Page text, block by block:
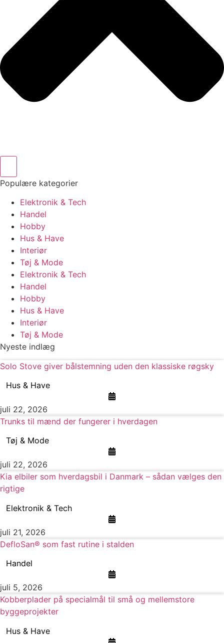
Populære kategorier
Elektronik & Tech
Handel
Hobby
Hus & Have
Interiør
Tøj & Mode
Elektronik & Tech
Handel
Hobby
Hus & Have
Interiør
Tøj & Mode
Nyeste indlæg
Solo Stove giver bålstemning uden den klassiske røgsky
Hus & Have
juli 22, 2026
Trunks til mænd der fungerer i hverdagen
Tøj & Mode
juli 22, 2026
Kia elbiler som hverdagsbil i Danmark – sådan vælges den
rigtige
Elektronik & Tech
juli 21, 2026
DefloSan® som fast rutine i stalden
Handel
juli 5, 2026
Kobberplader på specialmål til små og mellemstore
byggeprojekter
Hus & Have